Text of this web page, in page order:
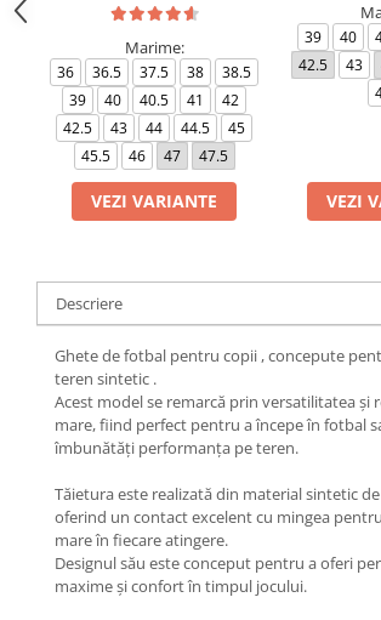
Marime:
36 36.5 37.5 38
38.5
39
40 40.5 41
42
42.5
43 44 44.5
45
45.5
46 47 47.5
VEZI VARIANTE
39 40
42.5
43
VEZI
Descriere
Ghete de fotbal pentru copii , concepute
teren sintetic .
Acest model se remarcă prin versatilitatea și
mare, fiind perfect pentru a începe în fotbal
îmbunătăți performanța pe teren.
Tăietura este realizată din material sintetic
oferind un contact excelent cu mingea
mare în fiecare atingere.
Designul său este conceput pentru a oferi
maxime și confort în timpul jocului.